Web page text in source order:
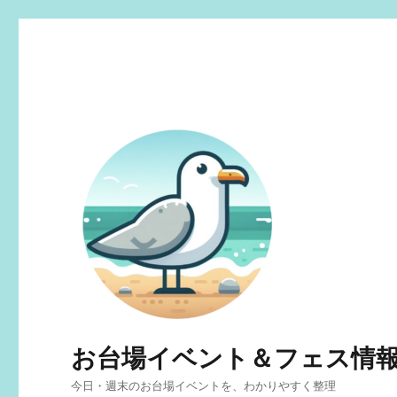
お台場イベント＆フェス情
今日・週末のお台場イベントを、わかりやすく整理